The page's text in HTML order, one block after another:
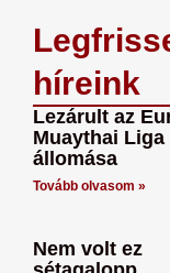
híreink
Lezárult az
Muaythai Liga
állomása
Tovább olvasom »
Nem volt ez